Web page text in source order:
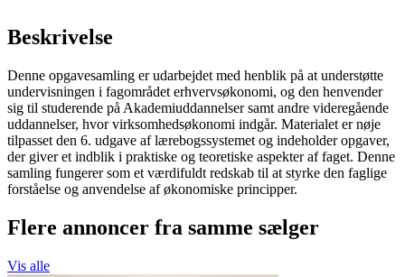
Beskrivelse
Denne opgavesamling er udarbejdet med henblik på at understøtte
undervisningen i fagområdet erhvervsøkonomi, og den henvender
sig til studerende på Akademiuddannelser samt andre videregående
uddannelser, hvor virksomhedsøkonomi indgår. Materialet er nøje
tilpasset den 6. udgave af lærebogssystemet og indeholder opgaver,
der giver et indblik i praktiske og teoretiske aspekter af faget. Denne
samling fungerer som et værdifuldt redskab til at styrke den faglige
forståelse og anvendelse af økonomiske principper.
Flere annoncer fra samme sælger
Vis alle